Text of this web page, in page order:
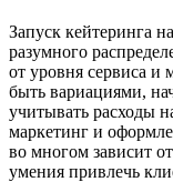
Запуск кейтеринга
разумного
от уровня сервиса и
быть вариациями,
учитывать расходы
маркетинг и
во многом зависит
умения привлечь